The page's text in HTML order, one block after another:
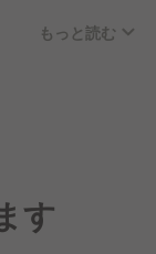
ワインやチー
、個室、専用
メ要素を盛り
。
存在としてメ
もっと読む
す